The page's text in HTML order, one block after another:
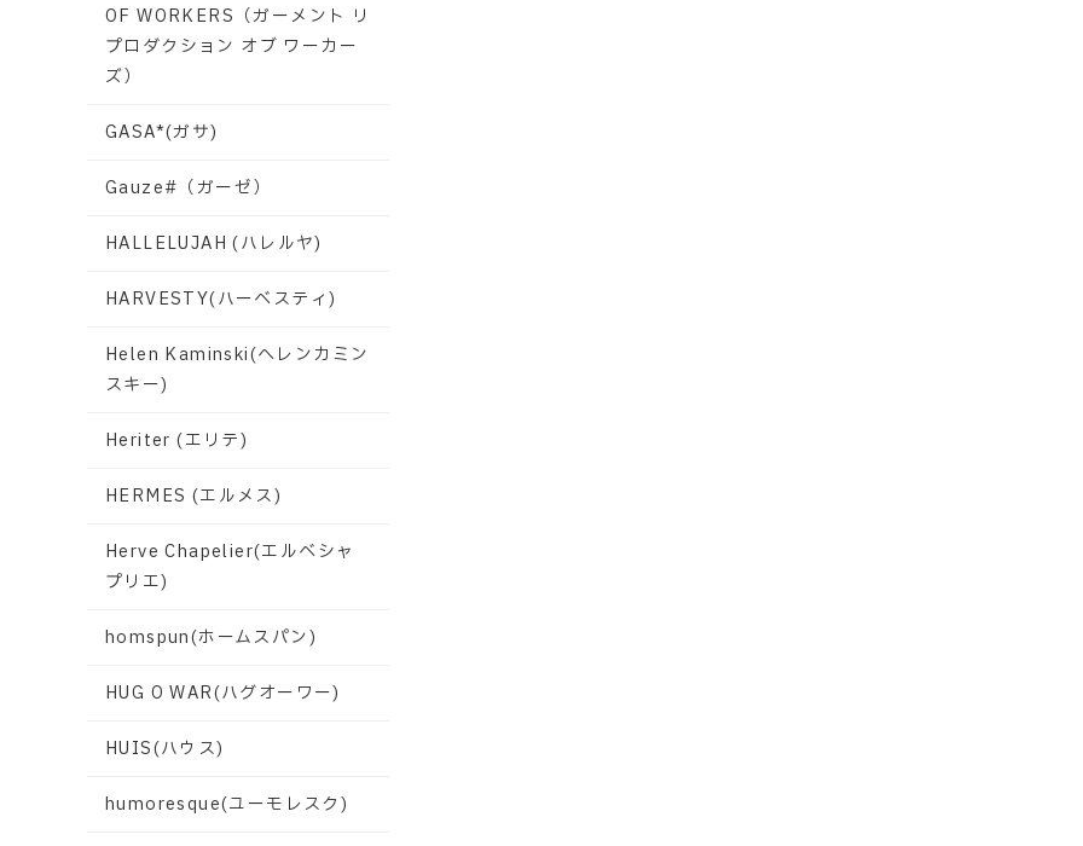
OF WORKERS（ガーメント リ
プロダクション オブ ワーカー
ズ）
GASA*(ガサ)
Gauze#（ガーゼ）
HALLELUJAH (ハレルヤ)
HARVESTY(ハーベスティ)
Helen Kaminski(ヘレンカミン
スキー)
Heriter (エリテ)
HERMES (エルメス)
Herve Chapelier(エルベシャ
プリエ)
homspun(ホームスパン)
HUG O WAR(ハグオーワー)
HUIS(ハウス)
humoresque(ユーモレスク)